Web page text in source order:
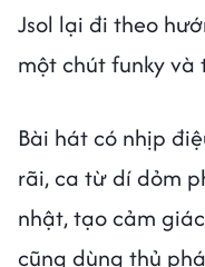
Jsol lại đi theo
một chút funky và
Bài hát có nhịp
rãi, ca từ dí dỏm
nhật, tạo cảm
cũng dùng thủ